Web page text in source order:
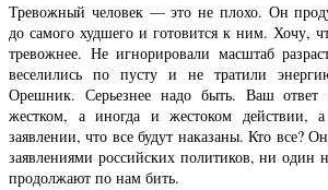
Тревожный человек — это не плохо. Он
до самого худшего и готовится к ним. Хочу,
тревожнее. Не игнорировали масштаб
веселились по пусту и не тратили
Орешник. Серьезнее надо быть. Ваш
жестком, а иногда и жестоком
заявлении, что все будут наказаны. Кто все?
заявлениями российских политиков, ни один
продолжают по нам бить.